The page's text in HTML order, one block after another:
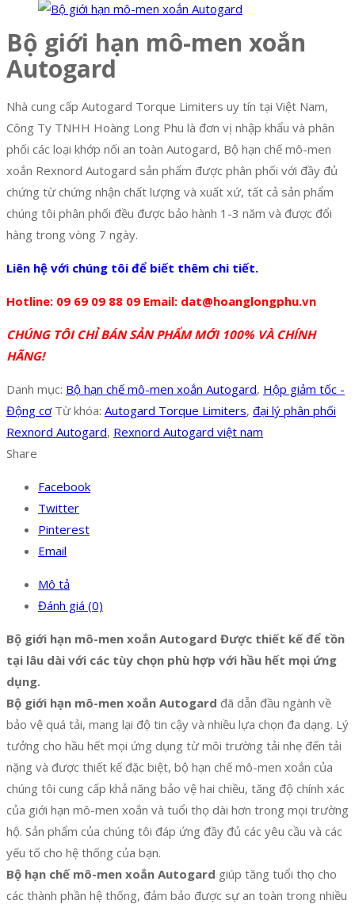
Bộ giới hạn mô-men xoắn
Autogard
Nhà cung cấp Autogard Torque Limiters uy tín tại Việt Nam,
Công Ty TNHH Hoàng Long Phu là đơn vị nhập khẩu và phân
phối các loại khớp nối an toàn Autogard, Bộ hạn chế mô-men
xoắn Rexnord Autogard sản phẩm được phân phối với đầy đủ
chứng từ chứng nhận chất lượng và xuất xứ, tất cả sản phẩm
chúng tôi phân phối đều được bảo hành 1-3 năm và được đổi
hàng trong vòng 7 ngày.
Liên hệ với chúng tôi để biết thêm chi tiết.
Hotline: 09 69 09 88 09 Email: dat@hoanglongphu.vn
CHÚNG TÔI CHỈ BÁN SẢN PHẨM MỚI 100% VÀ CHÍNH
HÃNG!
Danh mục: Bộ hạn chế mô-men xoắn Autogard, Hộp giảm tốc -
Động cơ Từ khóa: Autogard Torque Limiters, đại lý phân phối
Rexnord Autogard, Rexnord Autogard việt nam
Share
Facebook
Twitter
Pinterest
Email
Mô tả
Đánh giá (0)
Bộ giới hạn mô-men xoắn Autogard Được thiết kế để tồn
tại lâu dài với các tùy chọn phù hợp với hầu hết mọi ứng
dụng.
Bộ giới hạn mô-men xoắn Autogard đã dẫn đầu ngành về
bảo vệ quá tải, mang lại độ tin cậy và nhiều lựa chọn đa dạng. Lý
tưởng cho hầu hết mọi ứng dụng từ môi trường tải nhẹ đến tải
nặng và được thiết kế đặc biệt, bộ hạn chế mô-men xoắn của
chúng tôi cung cấp khả năng bảo vệ hai chiều, tăng độ chính xác
của giới hạn mô-men xoắn và tuổi thọ dài hơn trong mọi trường
hộ. Sản phẩm của chúng tôi đáp ứng đầy đủ các yêu cầu và các
yếu tố cho hệ thống của bạn.
Bộ hạn chế mô-men xoắn Autogard giúp tăng tuổi thọ cho
các thành phần hệ thống, đảm bảo được sự an toàn trong nhiều